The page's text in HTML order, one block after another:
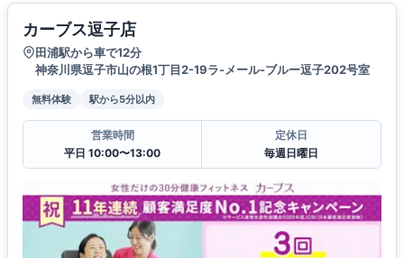
カーブス逗子店
田浦駅から車で12分
神奈川県逗子市山の根1丁目2-19ラ-メール-ブルー逗子202号室
無料体験 駅から5分以内
営業時間
平日 10:00〜13:00
定休日
毎週日曜日